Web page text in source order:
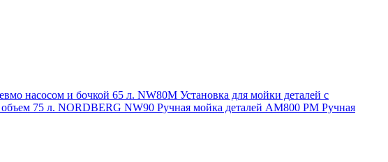
насосом и бочкой 65 л. NW80M Установка для мойки деталей с
объем 75 л. NORDBERG NW90 Ручная мойка деталей АМ800 РМ Ручная